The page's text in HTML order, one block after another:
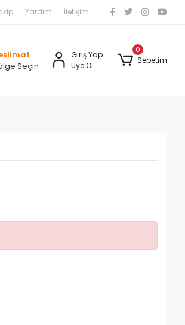
Yardım İletişim
Seçin
Giriş Yap
Üye Ol
0
Sepetim